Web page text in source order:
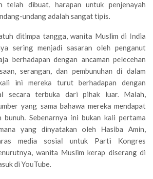
telah dibuat, harapan untuk penjenayah
undang adalah sangat tipis.
ditimpa tangga, wanita Muslim di India
sering menjadi sasaran oleh penganut
berhadapan dengan ancaman pelecehan
serangan, dan pembunuhan di dalam
ini mereka turut berhadapan dengan
secara terbuka dari pihak luar. Malah,
yang sama bahawa mereka mendapat
Sebenarnya ini bukan kali pertama
yang dinyatakan oleh Hasiba Amin,
media sosial untuk Parti Kongres
wanita Muslim kerap diserang di
di YouTube.